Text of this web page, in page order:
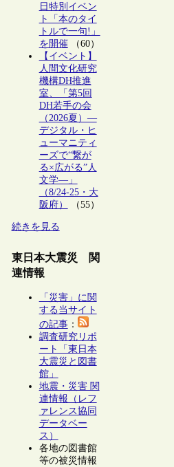
日特別イベン
ト「本のタイ
トルで一句!」
を開催（60）
【イベント】
人間文化研究
機構DH推進
室、「第5回
DH若手の会
（2026夏）―
デジタル・ヒ
ューマニティ
ーズで“繋が
る×広がる”人
文学―」
（8/24-25・大
阪府）
（55）
続きを見る
東日本大震災 関
連情報
「災害」に関
する当サイト
の記事：
調査研究リポ
ート「東日本
大震災と図書
館」
地震・災害 関
連情報（レフ
ァレンス協同
データベー
ス）
各地の図書館
等の被災情報